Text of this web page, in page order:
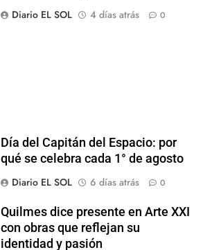
Diario EL SOL
4 días atrás 0
Día del Capitán del Espacio: por
qué se celebra cada 1° de agosto
Diario EL SOL
6 días atrás 0
Quilmes dice presente en Arte XXI
con obras que reflejan su
identidad y pasión